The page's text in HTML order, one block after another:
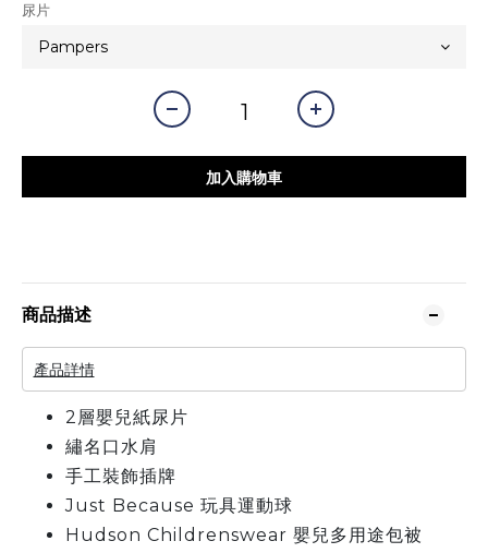
尿片
加入購物車
商品描述
產品詳情
2層嬰兒紙尿片
繡名口水肩
手工裝飾插牌
Just Because 玩具運動球
Hudson Childrenswear 嬰兒多用途包被